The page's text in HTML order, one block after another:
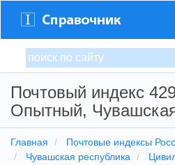
Почтовый индекс
Опытный,
Главная
Почтовые индексы
Чувашская республика